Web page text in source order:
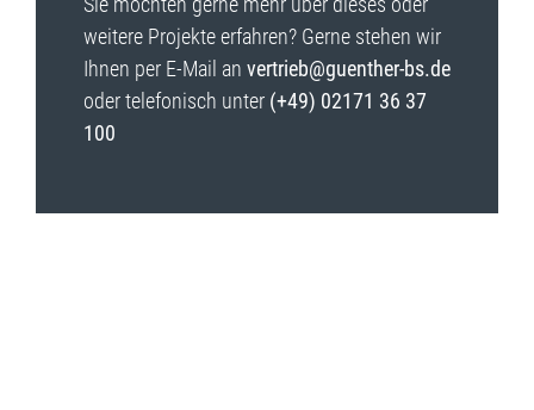
weitere Projekte erfahren? Gerne stehen wir
Ihnen per E-Mail an vertrieb@guenther-bs.de
oder telefonisch unter (+49) 02171 36 37
100